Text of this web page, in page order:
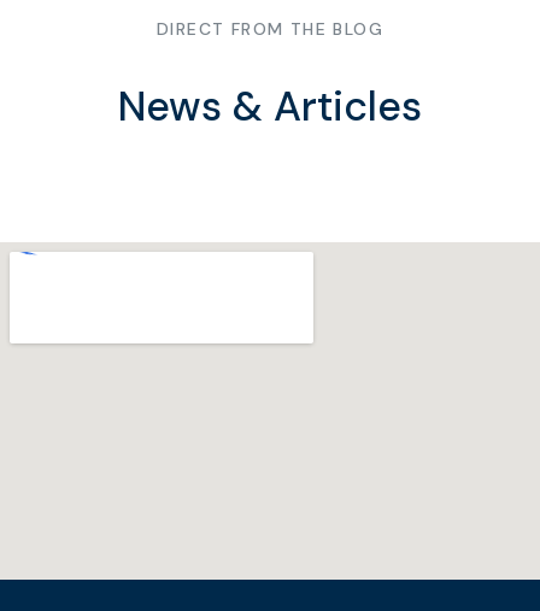
DIRECT FROM THE BLOG
News & Articles